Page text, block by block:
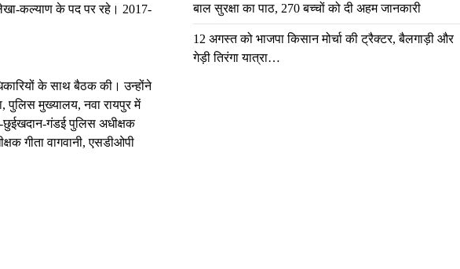
लेखा-कल्याण के पद पर रहे। 2017-
के साथ बैठक की। उन्होंने
पुलिस मुख्यालय, नवा रायपुर में
छुईखदान-गंडई पुलिस अधीक्षक
गीता वागवानी, एसडीओपी
बाल सुरक्षा का पाठ, 270 बच्चों को दी अहम जानकारी
12 अगस्त को भाजपा किसान मोर्चा की ट्रैक्टर, बैलगाड़ी और
गेड़ी तिरंगा यात्रा…